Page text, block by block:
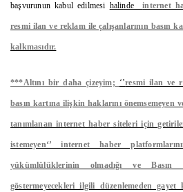
başvurunun kabul edilmesi halindeinternet
resmi ilan ve reklam ile çalışanlarının basın
kalkmasıdır.
***Altını bir daha çizeyim; ‘’resmi ilan ve
basın kartına ilişkin haklarını önemsemeyen
tanımlanan internet haber siteleri için
istemeyen‘’ internet haber
yükümlülüklerinin olmadığı ve Basın
göstermeyecekleri ilgili düzenlemeden gayet